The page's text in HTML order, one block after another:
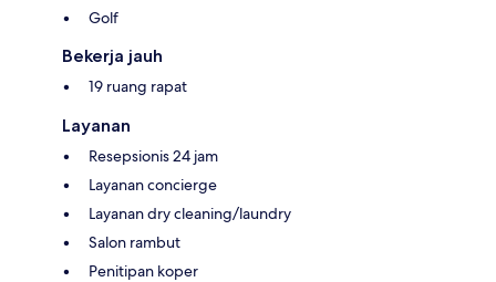
Golf
Bekerja jauh
19 ruang rapat
Layanan
Resepsionis 24 jam
Layanan concierge
Layanan dry cleaning/laundry
Salon rambut
Penitipan koper